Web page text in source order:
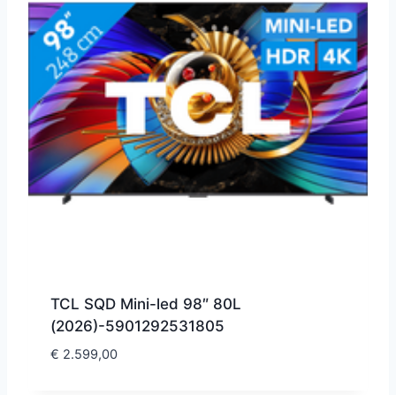
TCL SQD Mini-led 98″ 80L
(2026)-5901292531805
€ 2.599,00